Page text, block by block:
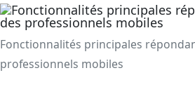
Fonctionnalités principales
professionnels mobiles